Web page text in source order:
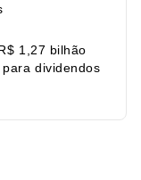
1,27 bilhão
dividendos